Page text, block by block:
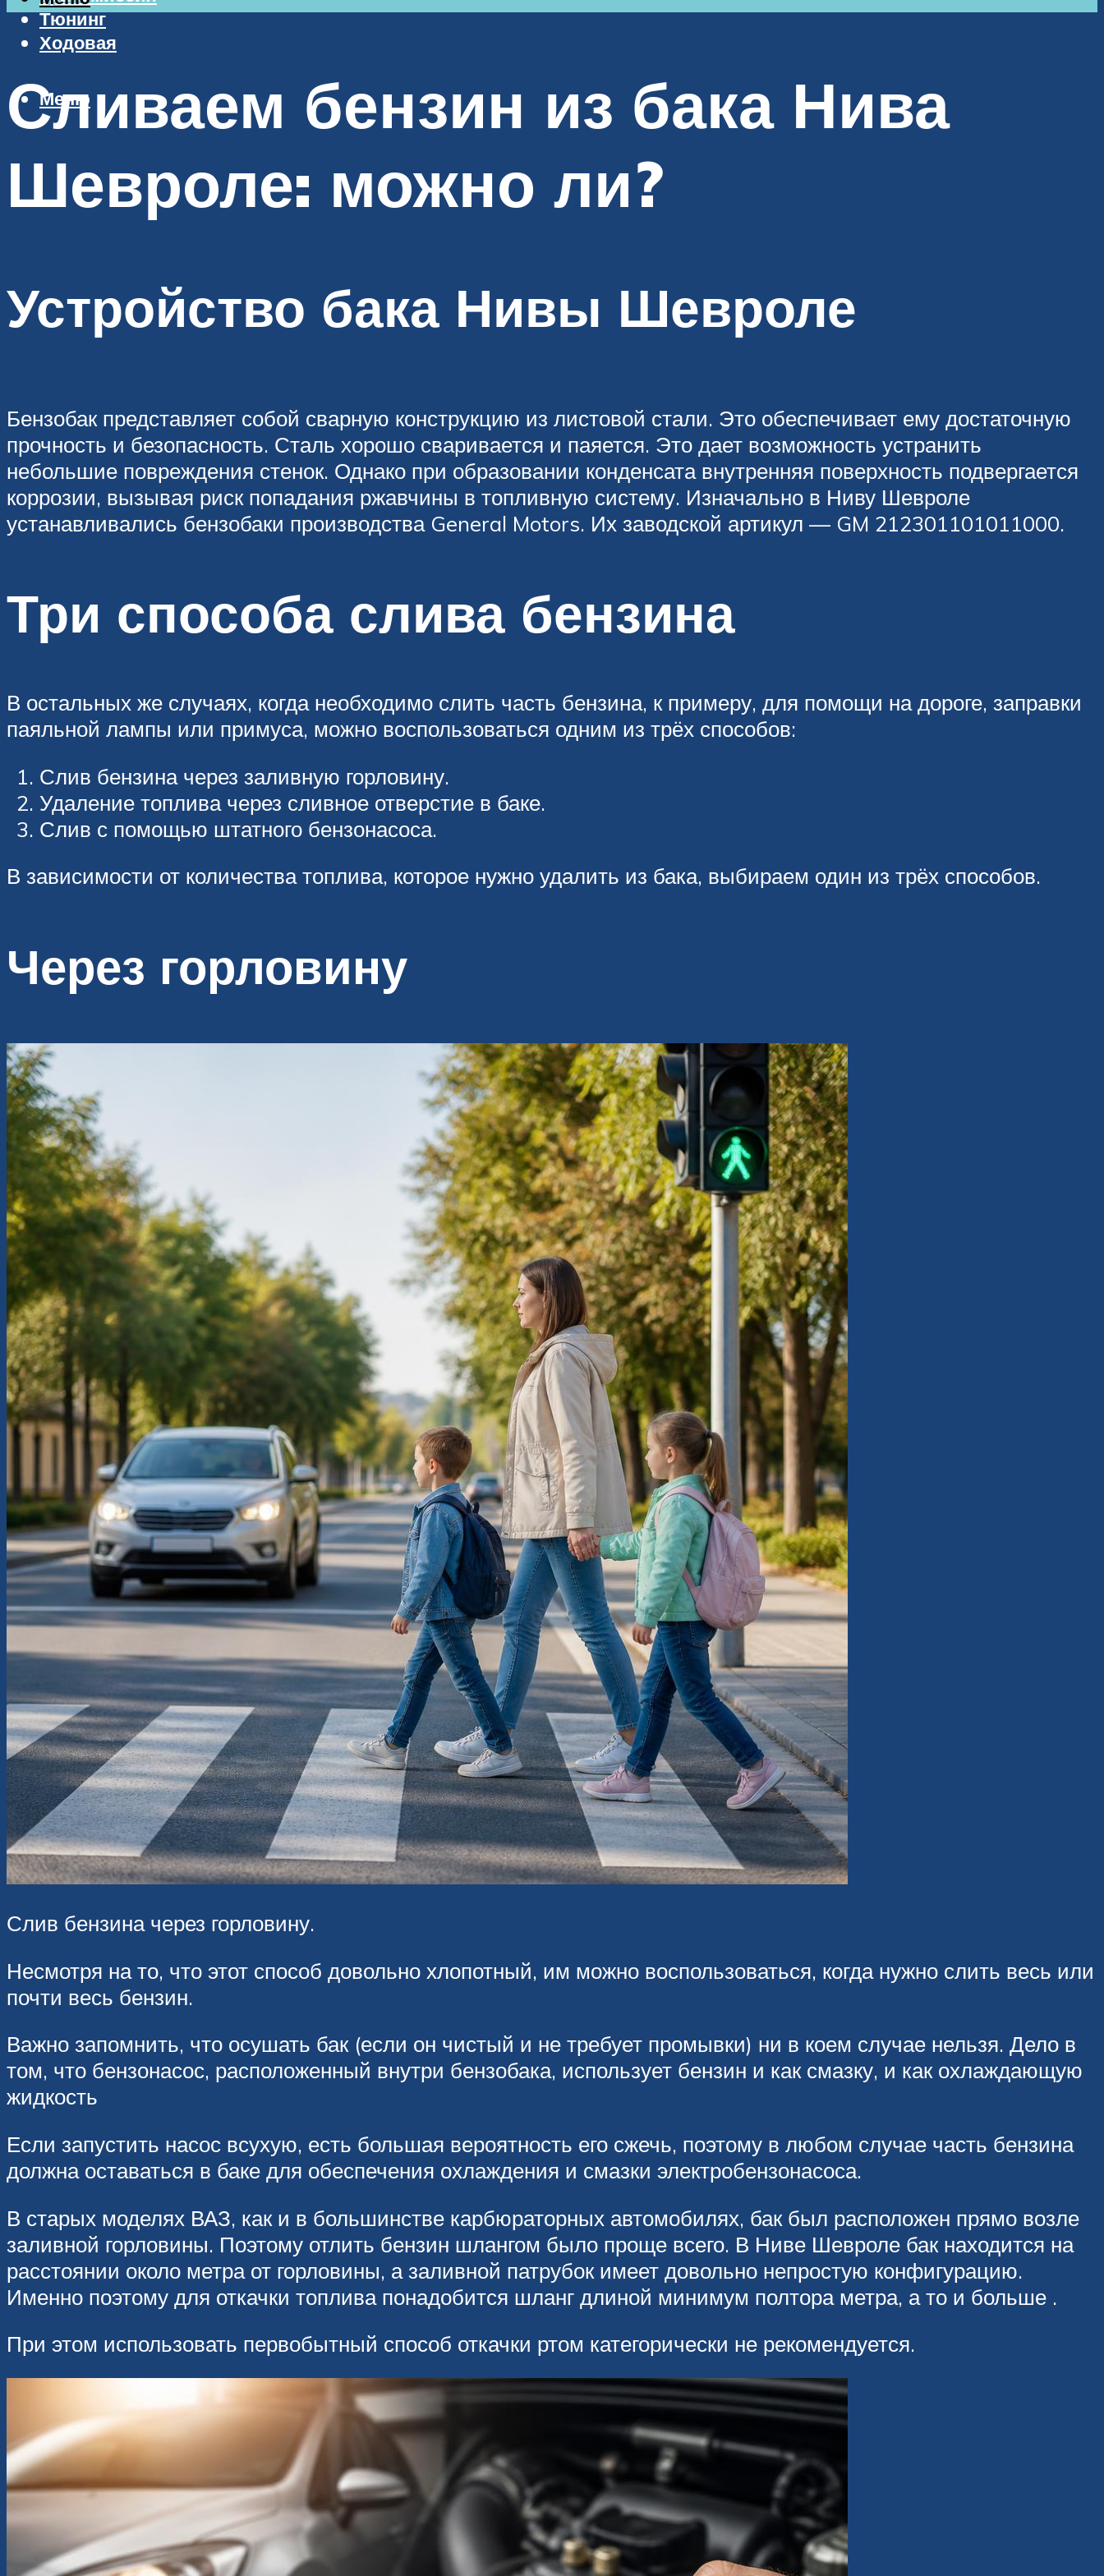
Тюнинг
Ходовая
Меню
Сливаем бензин из бака Нива
Шевроле: можно ли?
Устройство бака Нивы Шевроле
Бензобак представляет собой сварную конструкцию из листовой стали. Это обеспечивает ему достаточную
прочность и безопасность. Сталь хорошо сваривается и паяется. Это дает возможность устранить
небольшие повреждения стенок. Однако при образовании конденсата внутренняя поверхность подвергается
коррозии, вызывая риск попадания ржавчины в топливную систему. Изначально в Ниву Шевроле
устанавливались бензобаки производства General Motors. Их заводской артикул — GM 212301101011000.
Три способа слива бензина
В остальных же случаях, когда необходимо слить часть бензина, к примеру, для помощи на дороге, заправки
паяльной лампы или примуса, можно воспользоваться одним из трёх способов:
Слив бензина через заливную горловину.
Удаление топлива через сливное отверстие в баке.
Слив с помощью штатного бензонасоса.
В зависимости от количества топлива, которое нужно удалить из бака, выбираем один из трёх способов.
Через горловину
Слив бензина через горловину.
Несмотря на то, что этот способ довольно хлопотный, им можно воспользоваться, когда нужно слить весь или
почти весь бензин.
Важно запомнить, что осушать бак (если он чистый и не требует промывки) ни в коем случае нельзя. Дело в
том, что бензонасос, расположенный внутри бензобака, использует бензин и как смазку, и как охлаждающую
жидкость
Если запустить насос всухую, есть большая вероятность его сжечь, поэтому в любом случае часть бензина
должна оставаться в баке для обеспечения охлаждения и смазки электробензонасоса.
В старых моделях ВАЗ, как и в большинстве карбюраторных автомобилях, бак был расположен прямо возле
заливной горловины. Поэтому отлить бензин шлангом было проще всего. В Ниве Шевроле бак находится на
расстоянии около метра от горловины, а заливной патрубок имеет довольно непростую конфигурацию.
Именно поэтому для откачки топлива понадобится шланг длиной минимум полтора метра, а то и больше .
При этом использовать первобытный способ откачки ртом категорически не рекомендуется.